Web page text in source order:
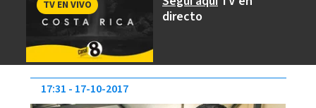
directo
TV EN VIVO
17:31 17-10-2017